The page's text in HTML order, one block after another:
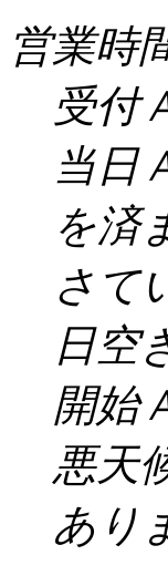
営業時
受付
当日
を済
さて
日空
開始
悪天
あり